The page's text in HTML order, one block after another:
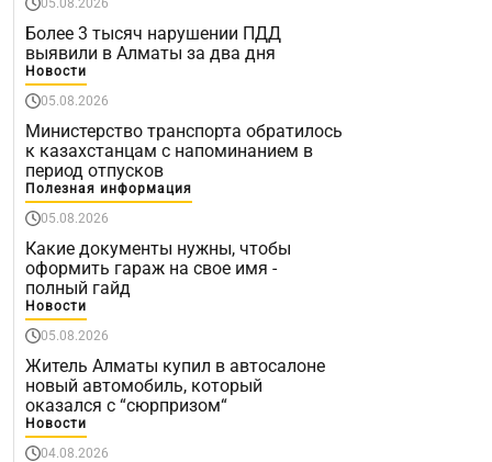
Более 3 тысяч нарушении ПДД
выявили в Алматы за два дня
Новости
05.08.2026
Министерство транспорта обратилось
к казахстанцам с напоминанием в
период отпусков
Полезная информация
05.08.2026
Какие документы нужны, чтобы
оформить гараж на свое имя -
полный гайд
Новости
05.08.2026
Житель Алматы купил в автосалоне
новый автомобиль, который
оказался с “сюрпризом“
Новости
04.08.2026